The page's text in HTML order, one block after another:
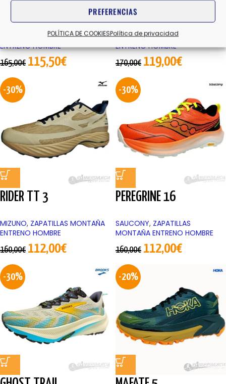
PREFERENCIAS
POLÍTICA DE COOKIESPolítica de privacidad
ZAPATILLAS MONTAÑA
ENTRENO HOMBRE
165,00€ 115,50€
TIMP 6
ALTRA, ZAPATILLAS MONTAÑA
ENTRENO HOMBRE
170,00€ 119,00€
-30%
RIDER TT 3
MIZUNO, ZAPATILLAS MONTAÑA
ENTRENO HOMBRE
160,00€ 112,00€
-30%
PEREGRINE 16
SAUCONY, ZAPATILLAS
MONTAÑA ENTRENO HOMBRE
160,00€ 112,00€
-30% -20%